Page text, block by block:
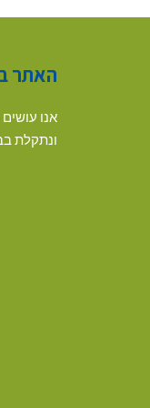
האתר
אנו
ונתקלת